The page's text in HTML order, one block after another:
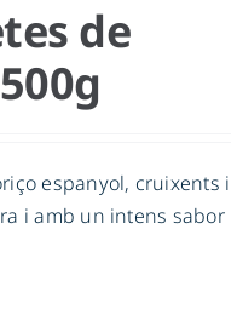
de
espanyol, cruixents i
i amb un intens sabor